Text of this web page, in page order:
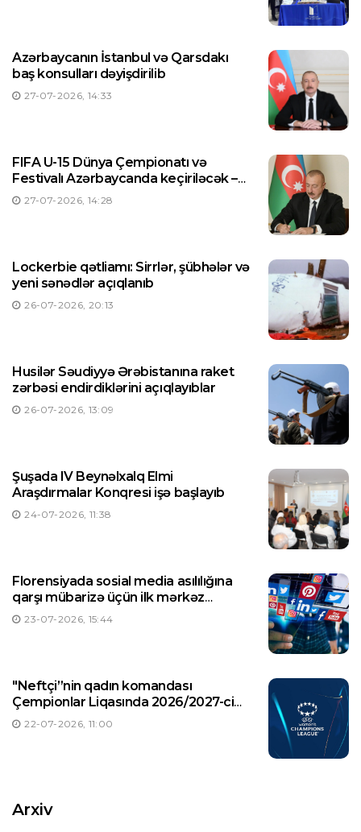
Azərbaycanın İstanbul və Qarsdakı
baş konsulları dəyişdirilib
27-07-2026, 14:33
FIFA U-15 Dünya Çempionatı və
Festivalı Azərbaycanda keçiriləcək –
Prezident Sərəncam imzaladı
27-07-2026, 14:28
Lockerbie qətliamı: Sirrlər, şübhələr və
yeni sənədlər açıqlanıb
26-07-2026, 20:13
Husilər Səudiyyə Ərəbistanına raket
zərbəsi endirdiklərini açıqlayıblar
26-07-2026, 13:09
Şuşada IV Beynəlxalq Elmi
Araşdırmalar Konqresi işə başlayıb
24-07-2026, 11:38
Florensiyada sosial media asılılığına
qarşı mübarizə üçün ilk mərkəz
yaradılıb
23-07-2026, 15:44
"Neftçi”nin qadın komandası
Çempionlar Liqasında 2026/2027-ci
illər mövsümündə ilk oyununa çıxacaq
22-07-2026, 11:00
Arxiv